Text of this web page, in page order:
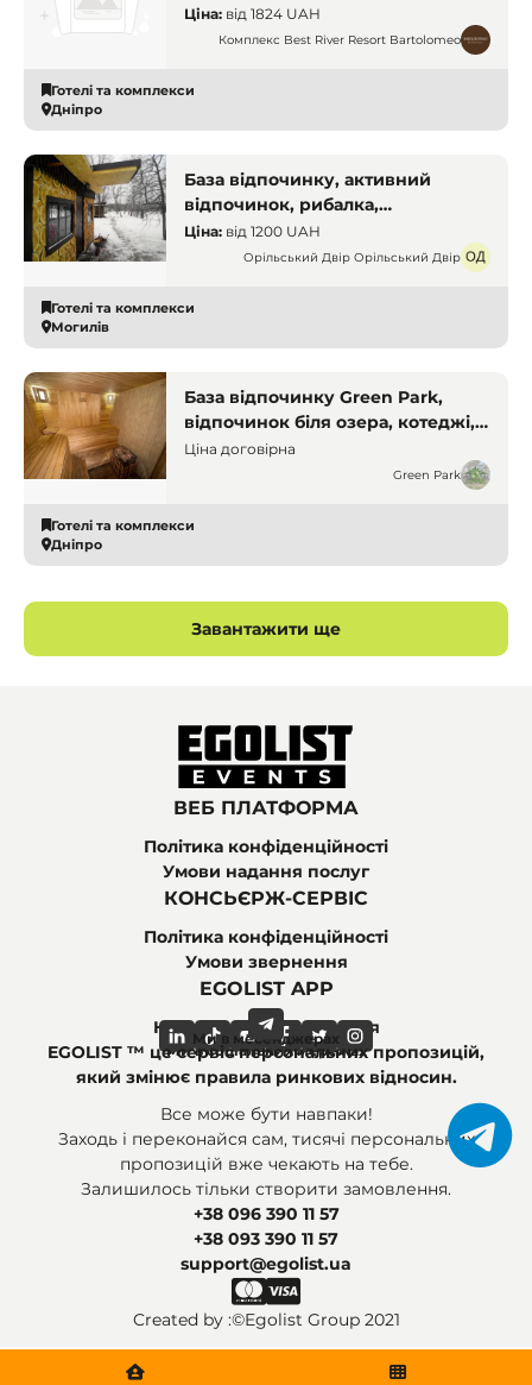
відпочинку і заміські комплекси
Ціна: від 1824 UAH
Комплекс Best River Resort Bartolomeo
Готелі та комплекси
Дніпро
База відпочинку, активний
відпочинок, рибалка,
квадроцикли, байдарки,
відпочинок цілий рік, база на
відпочинку і заміські комплекси
Ціна: від 1200 UAH
Орільський Двір Орільський Двір
Готелі та комплекси
Могилів
База відпочинку Green Park,
відпочинок біля озера, котеджі,
альтанки, сауна, святкування,
вечірки на природі. Дніпро. Бази
відпочинку і заміські комплекси
Ціна договірна
Green Park
Готелі та комплекси
Дніпро
Завантажити ще
ВЕБ ПЛАТФОРМА
Політика конфіденційності
Умови надання послуг
КОНСЬЄРЖ-СЕРВІС
Політика конфіденційності
Умови звернення
EGOLIST APP
Найпоширеніші питання
Ми в соціальних мережах
Ми в месенджерах
EGOLIST ™ це сервіс персональних пропозицій,
який змінює правила ринкових відносин.
Все може бути навпаки!
Заходь і переконайся сам, тисячі персональних
пропозицій вже чекають на тебе.
Залишилось тільки створити замовлення.
+38 096 390 11 57
+38 093 390 11 57
support@egolist.ua
Created by :©Egolist Group 2021